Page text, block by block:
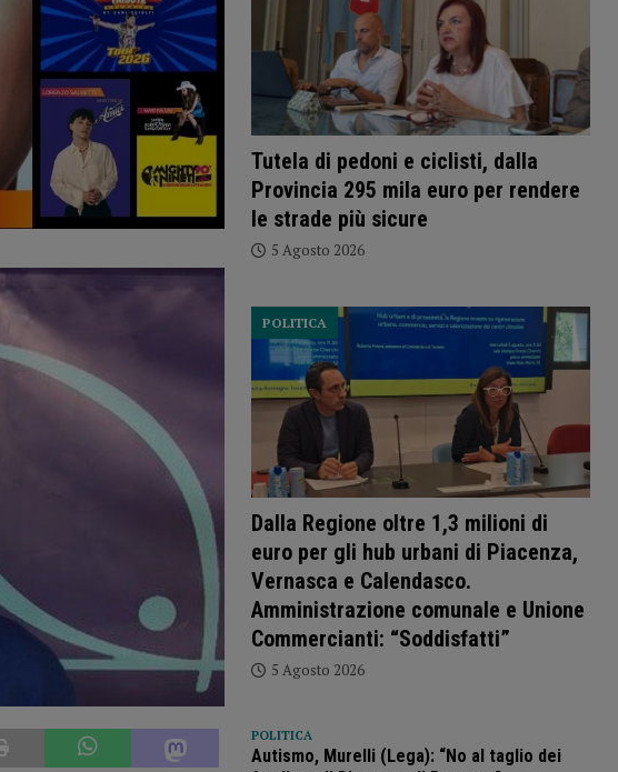
Tutela di pedoni e ciclisti, dalla
Provincia 295 mila euro per rendere
le strade più sicure
5 Agosto 2026
Dalla Regione oltre 1,3 milioni di
euro per gli hub urbani di Piacenza,
Vernasca e Calendasco.
Amministrazione comunale e Unione
Commercianti: “Soddisfatti”
POLITICA
5 Agosto 2026
POLITICA
Autismo, Murelli (Lega): “No al taglio dei